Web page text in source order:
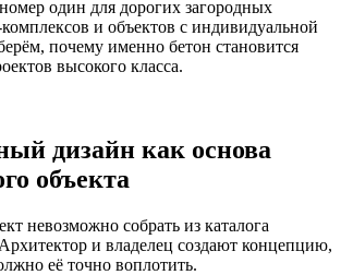
один для дорогих загородных
и объектов с индивидуальной
почему именно бетон становится
высокого класса.
дизайн как основа
объекта
невозможно собрать из каталога
и владелец создают концепцию,
её точно воплотить.